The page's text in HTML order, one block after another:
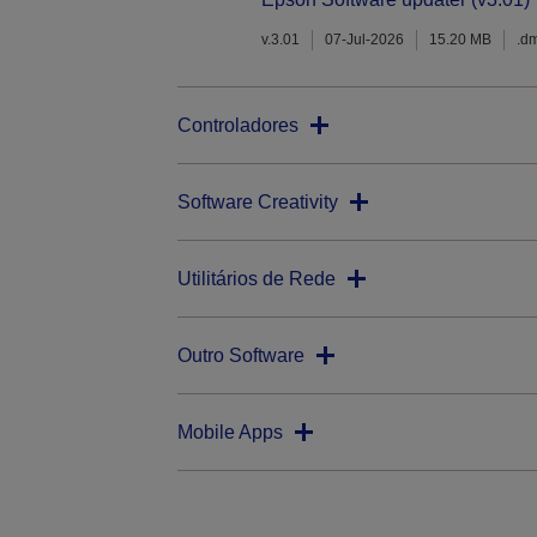
v.3.01 07-Jul-2026 15.20 MB
Controladores
Software Creativity
Utilitários de Rede
Outro Software
Mobile Apps